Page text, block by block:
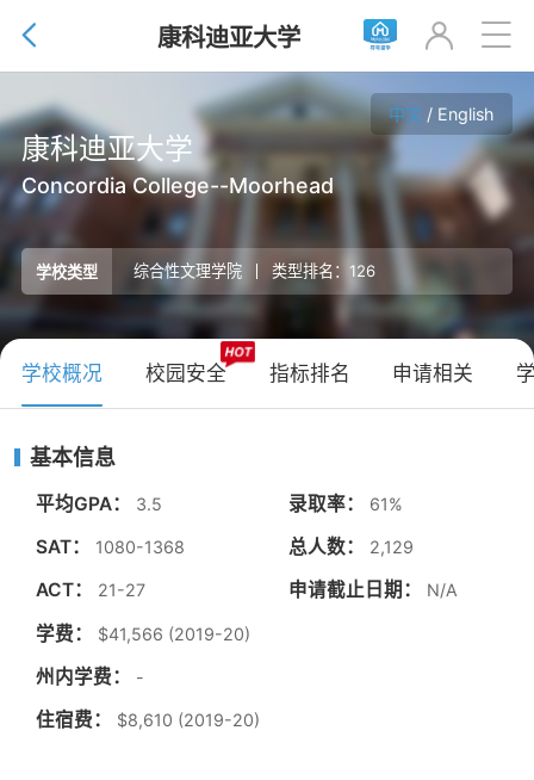
 康科迪亚大学  
中文 / English
康科迪亚大学
Concordia College--Moorhead
学校类型 综合性文理学院 类型排名：126
学校概况 校园安全 指标排名 申请相关
基本信息
平均GPA： 3.5
SAT： 1080-1368
ACT： 21-27
学费： $41,566 (2019-20)
州内学费： -
住宿费： $8,610 (2019-20)
录取率： 61%
总人数： 2,129
申请截止日期： N/A